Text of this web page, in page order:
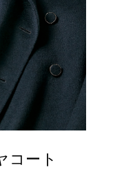
コート